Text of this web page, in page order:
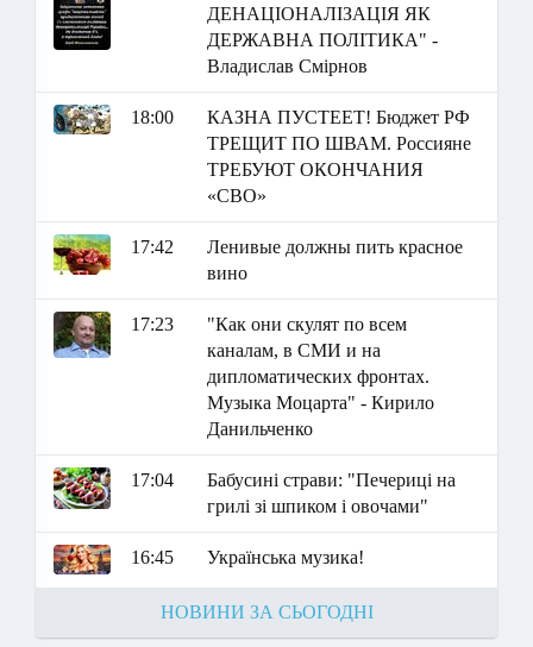
ДЕНАЦІОНАЛІЗАЦІЯ ЯК
ДЕРЖАВНА ПОЛІТИКА" -
Владислав Смірнов
18:00
КАЗНА ПУСТЕЕТ! Бюджет РФ
ТРЕЩИТ ПО ШВАМ. Россияне
ТРЕБУЮТ ОКОНЧАНИЯ
«СВО»
17:42
Ленивые должны пить красное
вино
17:23
"Как они скулят по всем
каналам, в СМИ и на
дипломатических фронтах.
Музыка Моцарта" - Кирило
Данильченко
17:04
Бабусині страви: "Печериці на
грилі зі шпиком і овочами"
16:45 Українська музика!
НОВИНИ ЗА СЬОГОДНІ